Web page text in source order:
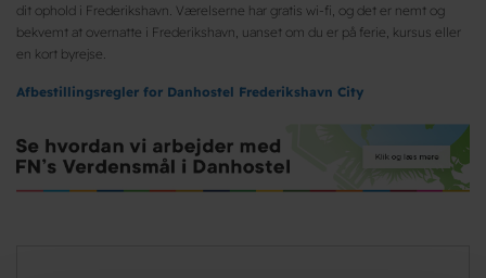
dit ophold i Frederikshavn. Værelserne har gratis wi-fi, og det er nemt og
bekvemt at overnatte i Frederikshavn, uanset om du er på ferie, kursus eller
en kort byrejse.
Afbestillingsregler for Danhostel Frederikshavn City